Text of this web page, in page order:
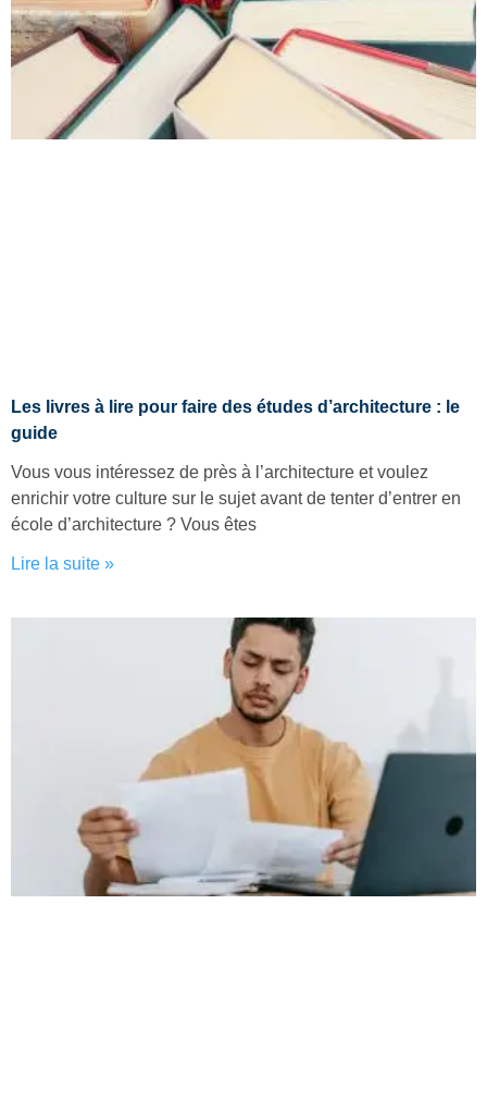
Les livres à lire pour faire des études d’architecture : le
guide
Vous vous intéressez de près à l’architecture et voulez
enrichir votre culture sur le sujet avant de tenter d’entrer en
école d’architecture ? Vous êtes
Lire la suite »